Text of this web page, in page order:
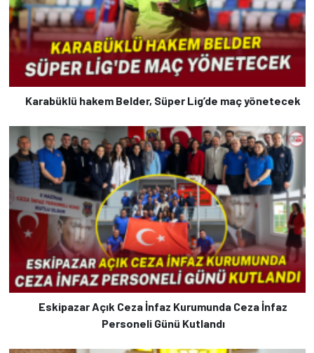
Karabüklü hakem Belder, Süper Lig’de maç yönetecek
Eskipazar Açık Ceza İnfaz Kurumunda Ceza İnfaz
Personeli Günü Kutlandı